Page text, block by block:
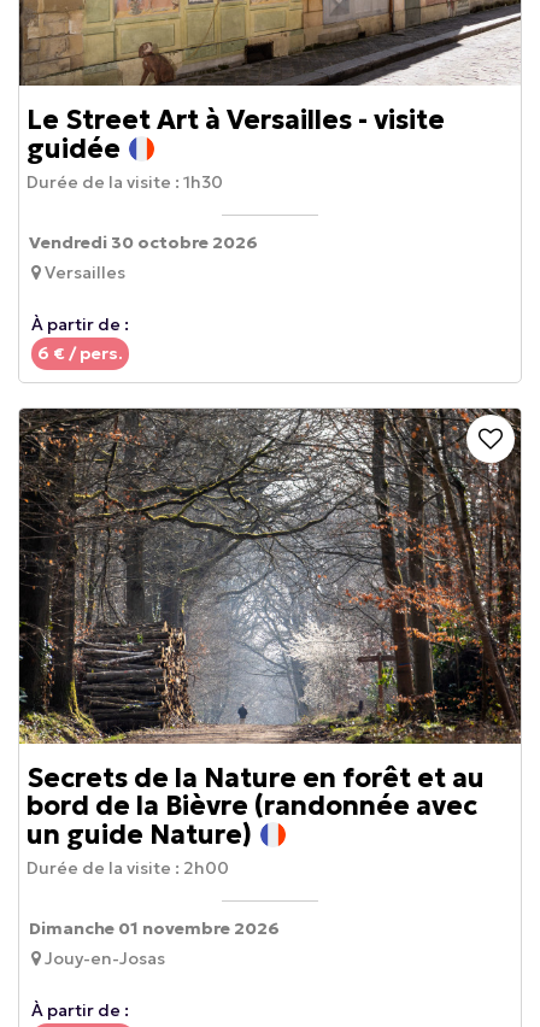
Le Street Art à Versailles - visite
guidée
Versailles
À partir de :
6 € / pers.
Durée de la visite : 1h30
Vendredi 30 octobre 2026
Secrets de la Nature en forêt et au
bord de la Bièvre (randonnée avec
un guide Nature)
Jouy-en-Josas
À partir de :
Durée de la visite : 2h00
Dimanche 01 novembre 2026